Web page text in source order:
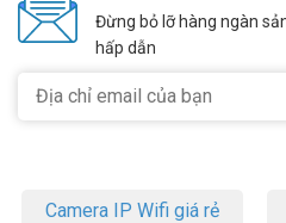
Đừng bỏ lỡ hàng ngàn
hấp dẫn
Camera IP Wifi giá rẻ